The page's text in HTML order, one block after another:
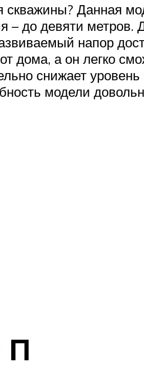
Данная
– до девяти метров.
напор
дома, а он легко
снижает
модели
П